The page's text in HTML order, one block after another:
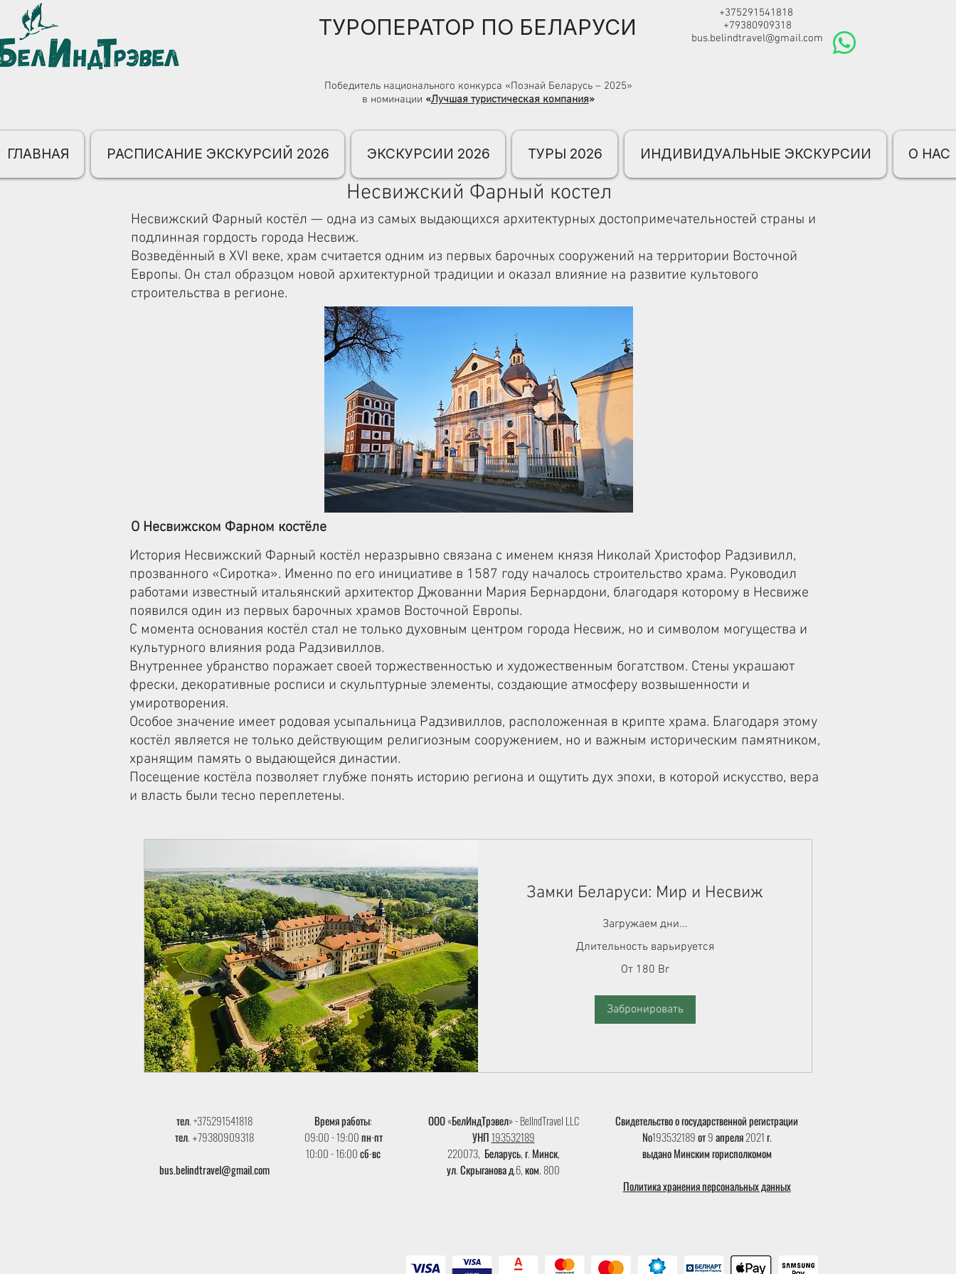
ТУРОПЕРАТОР ПО БЕЛАРУСИ
+375291541818
+79380909318
bus.belindtravel@gmail.com
Победитель национального конкурса «Познай Беларусь – 2025»
в номинации «Лучшая туристическая компания»
ГЛАВНАЯ РАСПИСАНИЕ ЭКСКУРСИЙ 2026 ЭКСКУРСИИ 2026 ТУРЫ 2026 ИНДИВИДУАЛЬНЫЕ ЭКСКУРСИИ О НАС
Несвижский Фарный костел
Несвижский Фарный костёл — одна из самых выдающихся архитектурных достопримечательностей страны и
подлинная гордость города Несвиж.
Возведённый в XVI веке, храм считается одним из первых барочных сооружений на территории Восточной
Европы. Он стал образцом новой архитектурной традиции и оказал влияние на развитие культового
строительства в регионе.
О Несвижском Фарном костёле
История Несвижский Фарный костёл неразрывно связана с именем князя Николай Христофор Радзивилл,
прозванного «Сиротка». Именно по его инициативе в 1587 году началось строительство храма. Руководил
работами известный итальянский архитектор Джованни Мария Бернардони, благодаря которому в Несвиже
появился один из первых барочных храмов Восточной Европы.
С момента основания костёл стал не только духовным центром города Несвиж, но и символом могущества и
культурного влияния рода Радзивиллов.
Внутреннее убранство поражает своей торжественностью и художественным богатством. Стены украшают
фрески, декоративные росписи и скульптурные элементы, создающие атмосферу возвышенности и
умиротворения.
Особое значение имеет родовая усыпальница Радзивиллов, расположенная в крипте храма. Благодаря этому
костёл является не только действующим религиозным сооружением, но и важным историческим памятником,
хранящим память о выдающейся династии.
Посещение костёла позволяет глубже понять историю региона и ощутить дух эпохи, в которой искусство, вера
и власть были тесно переплетены.
Замки Беларуси: Мир и Несвиж
Загружаем дни...
Длительность варьируется
От 180 Br
Забронировать
тел. +375291541818
тел. +79380909318
bus.belindtravel@gmail.com
Время работы:
09:00 - 19:00 пн-пт
10:00 - 16:00 сб-вс
ООО «‎БелИндТрэвел» - BelIndTravel LLC
УНП193532189
220073, Беларусь, г. Минск,
ул. Скрыганова д.6, ком. 800
Свидетельство о государственной регистрации
№193532189 от 9 апреля 2021 г.
выдано Минским горисполкомом
Политика хранения персональных данных